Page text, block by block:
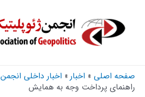
صفحه اصلی اخبار
اخبار داخلی انجمن
راهنمای پرداخت وجه به همایش